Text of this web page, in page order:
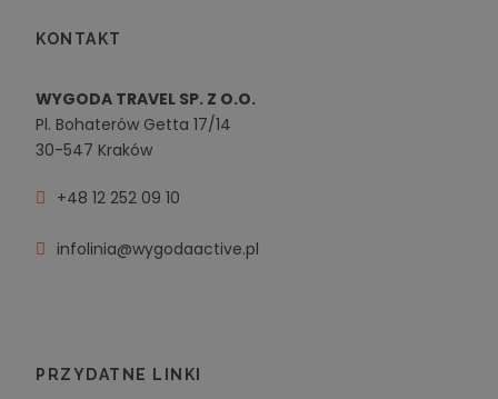
KONTAKT
WYGODA TRAVEL SP. Z O.O.
Pl. Bohaterów Getta 17/14
30-547 Kraków
+48 12 252 09 10
infolinia@wygodaactive.pl
PRZYDATNE LINKI